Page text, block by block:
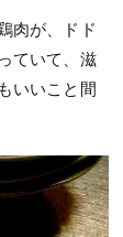
肉が、ドド
ていて、滋
いいこと間